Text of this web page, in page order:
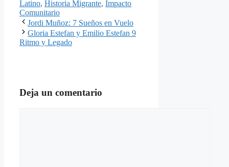
Latino, Historia Migrante, Impacto
Comunitario
Jordi Muñoz: 7 Sueños en Vuelo
Gloria Estefan y Emilio Estefan 9
Ritmo y Legado
Deja un comentario